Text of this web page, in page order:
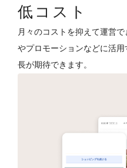
低コスト
月々のコストを抑えて運営
やプロモーションなどに活
長が期待できます。